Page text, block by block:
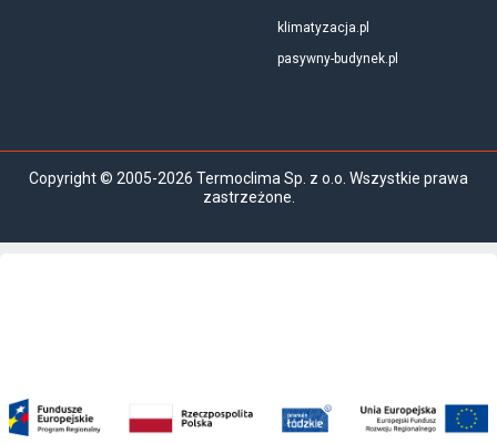
klimatyzacja.pl
pasywny-budynek.pl
Copyright © 2005-2026 Termoclima Sp. z o.o. Wszystkie prawa
zastrzeżone.